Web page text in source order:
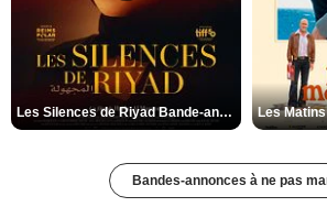
Les Silences de Riyad Bande-annonce VO STFR
Bandes-annonces à ne pas